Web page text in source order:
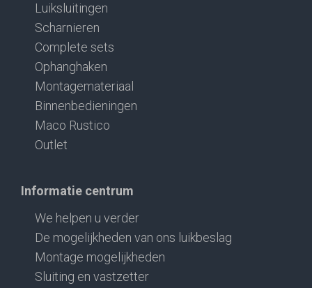
Luiksluitingen
Scharnieren
Complete sets
Ophanghaken
Montagemateriaal
Binnenbedieningen
Maco Rustico
Outlet
Informatie centrum
We helpen u verder
De mogelijkheden van ons luikbeslag
Montage mogelijkheden
Sluiting en vastzetter